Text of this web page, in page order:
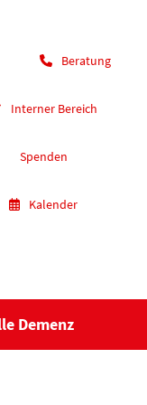
Beratung
Interner Bereich
Spenden
Kalender
Demenz